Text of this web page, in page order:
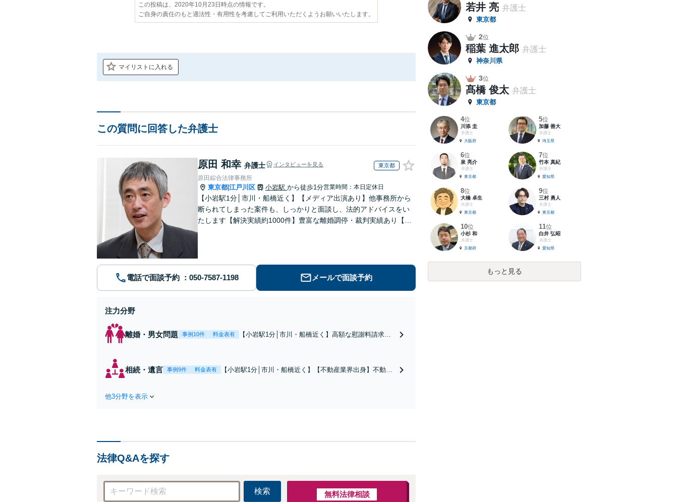
この投稿は、2020年10月23日時点の情報です。
ご自身の責任のもと適法性・有用性を考慮してご利用いただくようお願いいたします。
マイリストに入れる
この質問に回答した弁護士
原田 和幸 弁護士 インタビューを見る 東京都
原田綜合法律事務所
東京都 江戸川区 小岩駅 から徒歩1分営業時間：本日定休日
【小岩駅1分│市川・船橋近く】【メディア出演あり】他事務所から
断られてしまった案件も、しっかりと面談し、法的アドバイスをい
たします【解決実績約1000件】豊富な離婚調停・裁判実績あり【不
電話で面談予約 メールで面談予約
注力分野
離婚・男女問題 事例10件 料金表有
【小岩駅1分│市川・船橋近く】高額な慰謝料請求の
家の財産分与に対応！離婚に関するお悩みは、お気
軽にご相談ください【メディア出演】【早朝・夜間
相続・遺言 事例9件 料金表有
【小岩駅1分│市川・船橋近く】【不動産業界出身】不動産
他3分野を表示
法律Q&Aを探す
検索 無料法律相談
若井 亮 弁護士
東京都
2位
稲葉 進太郎 弁護士
神奈川県
3位
髙橋 俊太 弁護士
東京都
4位
川添 圭
弁護士
大阪府
5位
加藤 善大
弁護士
埼玉県
6位
泉 亮介
弁護士
東京都
7位
竹本 真紀
弁護士
愛知県
8位
大橋 卓生
弁護士
東京都
9位
三村 勇人
弁護士
東京都
10位
小杉 和
弁護士
京都府
11位
白井 弘昭
弁護士
愛知県
もっと見る